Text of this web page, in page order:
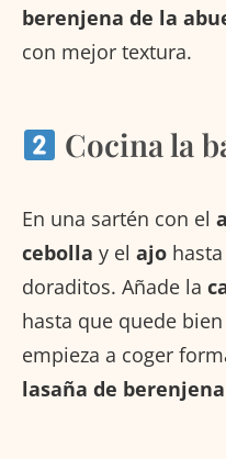
berenjena de la
con mejor textura.
Cocina la
En una sartén con el
cebolla y el ajo
doraditos. Añade la
hasta que quede
empieza a coger
lasaña de berenjena